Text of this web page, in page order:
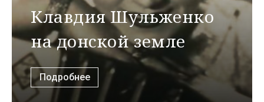
Клавдия Шульженко
на донской земле
Подробнее